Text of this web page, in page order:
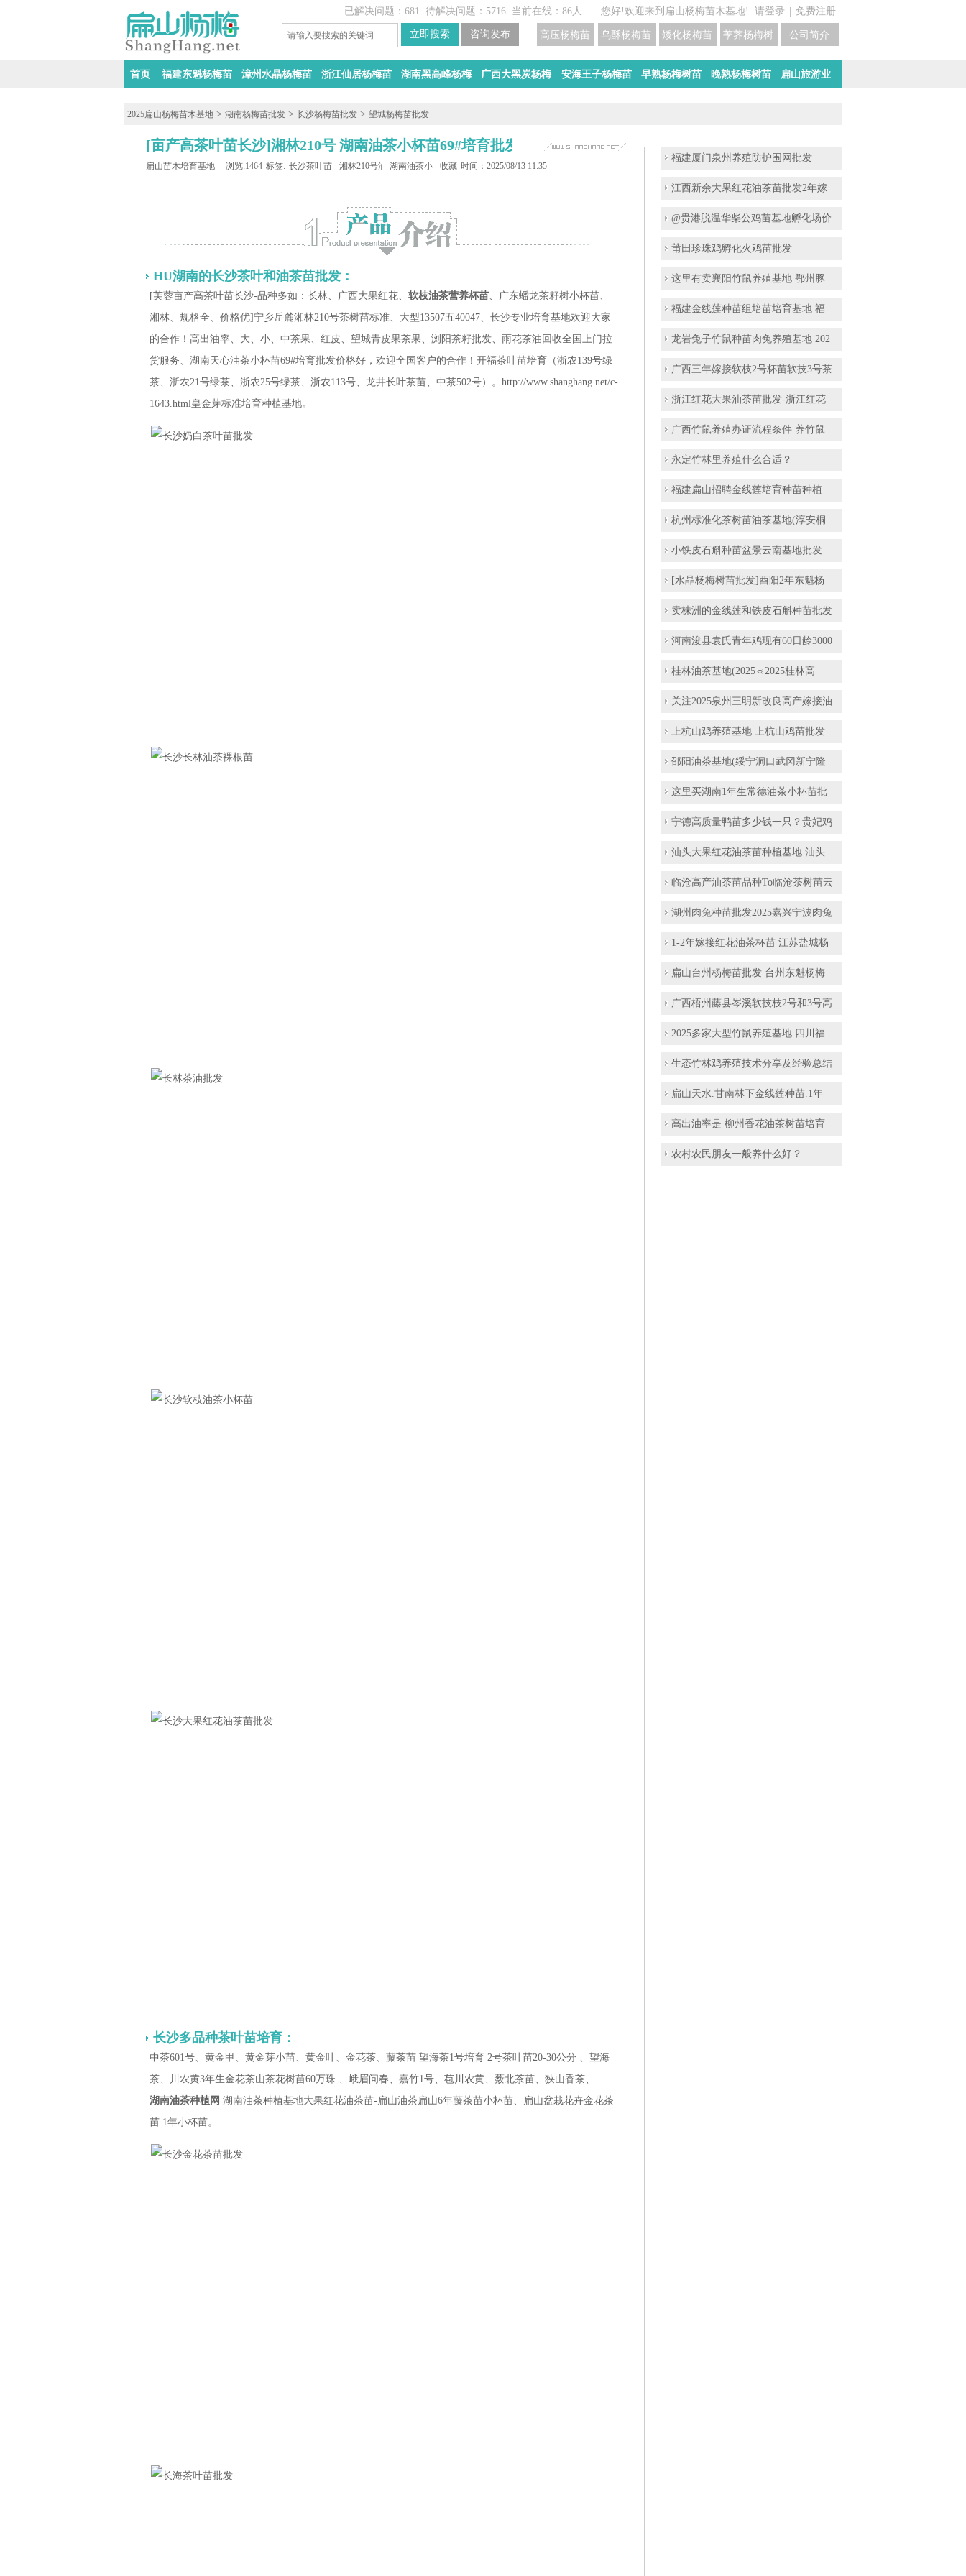
您好!欢迎来到扁山杨梅苗木基地! 请登录 免费注册
已解决问题：681 待解决问题：5716 当前在线：86人
公司简介
荸荠杨梅树苗培育
矮化杨梅苗价格
乌酥杨梅苗培育基地
高压杨梅苗
首页 福建东魁杨梅苗 漳州水晶杨梅苗 浙江仙居杨梅苗 湖南黑高峰杨梅 广西大黑炭杨梅 安海王子杨梅苗 早熟杨梅树苗 晚熟杨梅树苗 扁山旅游业
2025扁山杨梅苗木基地 > 湖南杨梅苗批发 > 长沙杨梅苗批发 > 望城杨梅苗批发
[亩产高茶叶苗长沙]湘林210号 湖南油茶小杯苗69#培育批发
扁山苗木培育基地 浏览:1464 标签: 长沙茶叶苗批发湘林210号油茶苗培育湖南油茶小杯苗批发
收藏 时间：2025/08/13 11:35
HU湖南的长沙茶叶和油茶苗批发：
[芙蓉亩产高茶叶苗长沙-品种多如：长林、广西大果红花、 软枝油茶营养杯苗、广东蟠龙茶籽树小杯苗、
湘林、规格全、价格优]宁乡岳麓湘林210号茶树苗标准、大型13507五40047、长沙专业培育基地欢迎大家
的合作！高出油率、大、小、中茶果、红皮、望城青皮果茶果、浏阳茶籽批发、雨花茶油回收全国上门拉
货服务、湖南天心油茶小杯苗69#培育批发价格好，欢迎全国客户的合作！开福茶叶苗培育（浙农139号绿
茶、浙农21号绿茶、浙农25号绿茶、浙农113号、龙井长叶茶苗、中茶502号）。http://www.shanghang.net/c-
1643.html皇金芽标准培育种植基地。
长沙多品种茶叶苗培育：
中茶601号、黄金甲、黄金芽小苗、黄金叶、金花茶、藤茶苗 望海茶1号培育 2号茶叶苗20-30公分 、望海
茶、川农黄3年生金花茶山茶花树苗60万珠 、峨眉问春、嘉竹1号、苞川农黄、薮北茶苗、狭山香茶、
湖南油茶种植网 湖南油茶种植基地大果红花油茶苗-扁山油茶扁山6年藤茶苗小杯苗、扁山盆栽花卉金花茶
苗 1年小杯苗。
福建厦门泉州养殖防护围网批发
江西新余大果红花油茶苗批发2年嫁
@贵港脱温华柴公鸡苗基地孵化场价
莆田珍珠鸡孵化火鸡苗批发
这里有卖襄阳竹鼠养殖基地 鄂州豚
福建金线莲种苗组培苗培育基地 福
龙岩兔子竹鼠种苗肉兔养殖基地 202
广西三年嫁接软枝2号杯苗软技3号茶
浙江红花大果油茶苗批发-浙江红花
广西竹鼠养殖办证流程条件 养竹鼠
永定竹林里养殖什么合适？
福建扁山招聘金线莲培育种苗种植
杭州标准化茶树苗油茶基地(淳安桐
小铁皮石斛种苗盆景云南基地批发
[水晶杨梅树苗批发]酉阳2年东魁杨
卖株洲的金线莲和铁皮石斛种苗批发
河南浚县袁氏青年鸡现有60日龄3000
​桂林油茶基地(2025☼2025桂林高
关注2025泉州三明新改良高产嫁接油
上杭山鸡养殖基地 上杭山鸡苗批发
邵阳油茶基地(绥宁洞口武冈新宁隆
这里买湖南1年生常德油茶小杯苗批
宁德高质量鸭苗多少钱一只？贵妃鸡
汕头大果红花油茶苗种植基地 汕头
临沧高产油茶苗品种To临沧茶树苗云
湖州肉兔种苗批发2025嘉兴宁波肉兔
1-2年嫁接红花油茶杯苗 江苏盐城杨
扁山台州杨梅苗批发 台州东魁杨梅
广西梧州藤县岑溪软技枝2号和3号高
2025多家大型竹鼠养殖基地 四川福
生态竹林鸡养殖技术分享及经验总结
扁山天水.甘南林下金线莲种苗.1年
高出油率是 柳州香花油茶树苗培育
农村农民朋友一般养什么好？